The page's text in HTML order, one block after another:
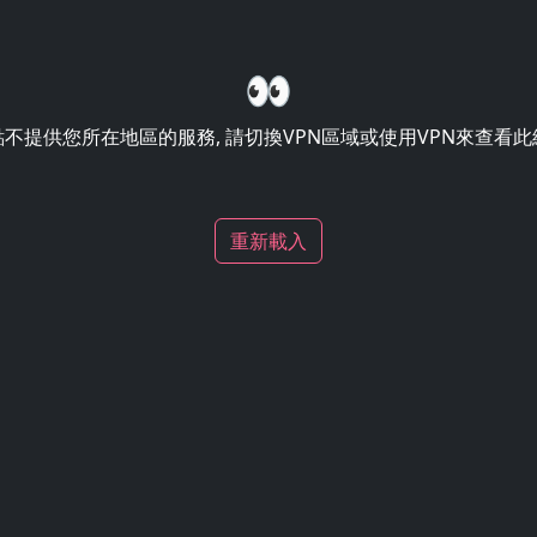
👀
提供您所在地區的服務, 請切換VPN區域或使用VPN來查看
重新載入